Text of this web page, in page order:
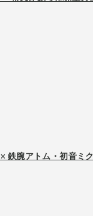
鉄腕アトム・初⾳ミ